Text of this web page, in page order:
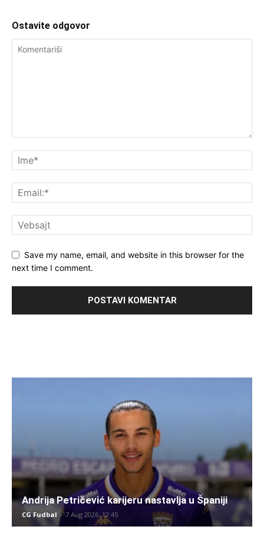
Ostavite odgovor
Save my name, email, and website in this browser for the
next time I comment.
Andrija Petričević karijeru nastavlja u Španiji
CG Fudbal - 7 Aug 2026. 12:45